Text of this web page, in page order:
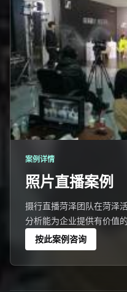
案例详情
照片直播案例
摄行直播菏泽团队在菏泽
分析能为企业提供有价值
按此案例咨询